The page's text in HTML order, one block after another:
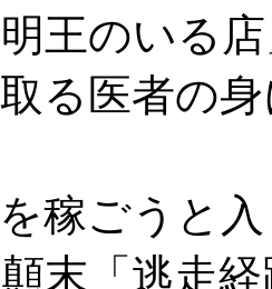
王のいる
取る医者の
を稼ごうと
末「逃走